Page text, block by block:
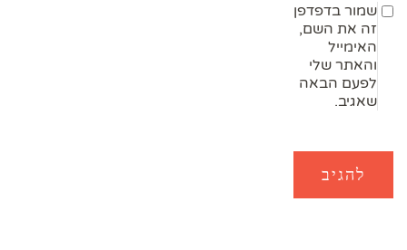
שמור בדפדפן
זה את השם,
האימייל
והאתר שלי
לפעם הבאה
שאגיב.